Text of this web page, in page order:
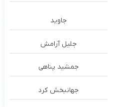
جاوید
جلیل آرامش
جمشید پناهی
جهانبخش کرد